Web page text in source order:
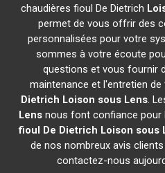
chaudières fioul De Dietrich
permet de vous offrir des
personnalisées pour votre
sommes à votre écoute
questions et vous fournir
maintenance et l'entretien de
Dietrich Loison sous Lens.
Lensnous font confiance pour
fioul De Dietrich Loison sous
de nos nombreux avis
contactez-nous